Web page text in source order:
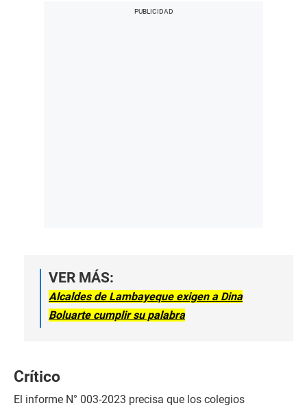
VER MÁS:
Alcaldes de Lambayeque exigen a Dina
Boluarte cumplir su palabra
Crítico
El informe N° 003-2023 precisa que los colegios